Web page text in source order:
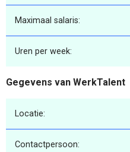
Maximaal salaris:
Uren per week:
Gegevens van WerkTalent
Locatie:
Contactpersoon: